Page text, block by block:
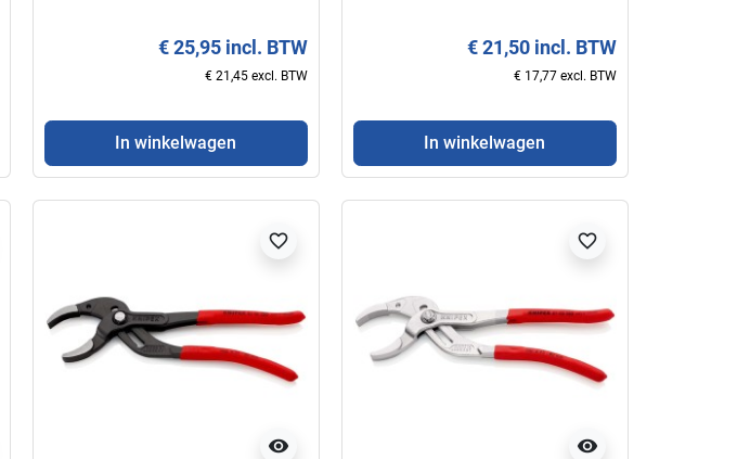
€ 25,95 incl. BTW
€ 21,45 excl. BTW
In winkelwagen
€ 21,50 incl. BTW
€ 17,77 excl. BTW
In winkelwagen
visibility
favorite_border
visibility
favorite_border